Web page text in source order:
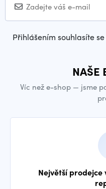
Přihlášením souhlasíte
NAŠE
Víc než e-shop — jsme
Největší prodejce